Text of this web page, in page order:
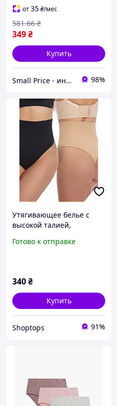
от35₴/мес
349₴
581.66 ₴
Купить
Small Price - интернет-магазин товаров для дома 98%
Утягивающее белье с
высокой талией,
женщин, бесшовные
Готово к отправке
340₴
Купить
Shoptops 91%